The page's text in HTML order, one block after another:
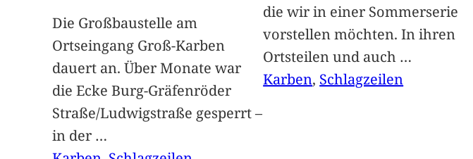
Die Großbaustelle am
Ortseingang Groß-Karben
dauert an. Über Monate war
die Ecke Burg-Gräfenröder
Straße/Ludwigstraße gesperrt –
in der …
die wir in einer Sommerserie
vorstellen möchten. In ihren
Ortsteilen und auch …
Karben, Schlagzeilen